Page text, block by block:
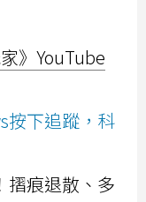
》YouTube
按下追蹤，科
摺痕退散、多